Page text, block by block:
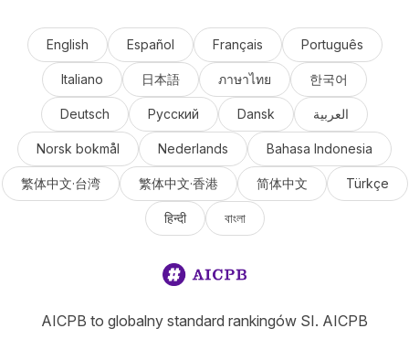
English Español Français Português
Italiano 日本語 ภาษาไทย 한국어
Deutsch Русский Dansk العربية
Norsk bokmål Nederlands Bahasa Indonesia
繁体中文·台湾 繁体中文·香港 简体中文 Türkçe
हिन्दी বাংলা
AICPB to globalny standard rankingów SI. AICPB